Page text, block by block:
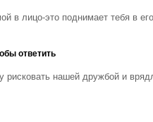
в лицо-это поднимает тебя в
ответить
рисковать нашей дружбой и